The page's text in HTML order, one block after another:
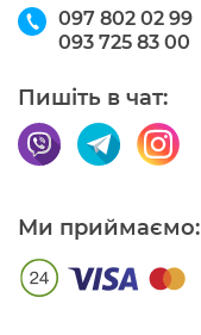
097 802 02 99
093 725 83 00
Пишіть в чат:
Ми приймаємо: